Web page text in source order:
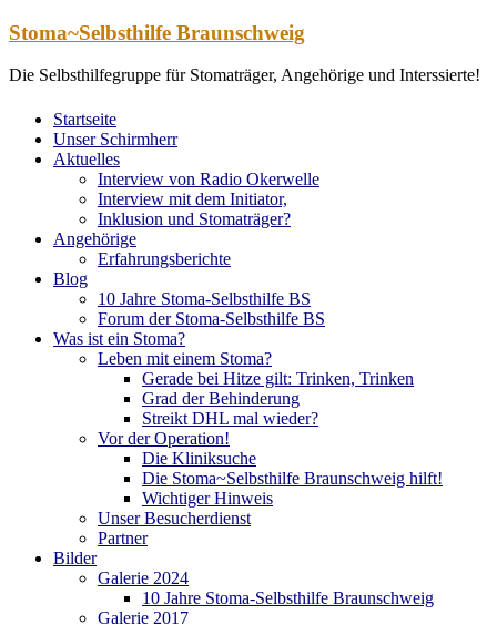
Zum
springen
Stoma~Selbsthilfe Braunschweig
Die Selbsthilfegruppe für Stomaträger, Angehörige und Interssierte!
Startseite
Unser Schirmherr
Aktuelles
Interview von Radio Okerwelle
Interview mit dem Initiator,
Inklusion und Stomaträger?
Angehörige
Erfahrungsberichte
Blog
10 Jahre Stoma-Selbsthilfe BS
Forum der Stoma-Selbsthilfe BS
Was ist ein Stoma?
Leben mit einem Stoma?
Gerade bei Hitze gilt: Trinken, Trinken
Grad der Behinderung
Streikt DHL mal wieder?
Vor der Operation!
Die Kliniksuche
Die Stoma~Selbsthilfe Braunschweig hilft!
Wichtiger Hinweis
Unser Besucherdienst
Partner
Bilder
Galerie 2024
10 Jahre Stoma-Selbsthilfe Braunschweig
Galerie 2017